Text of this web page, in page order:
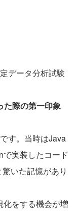
データ分析試験
際の第一印象
す。当時はJava
実装したコード
いた記憶があり
化をする機会が増